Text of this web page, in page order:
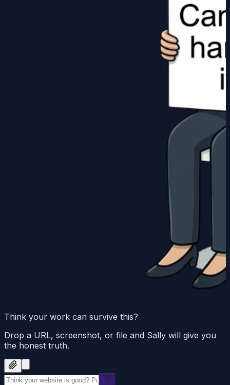
Think your work can survive this?
Drop a URL, screenshot, or file and Sally will give you
the honest truth.